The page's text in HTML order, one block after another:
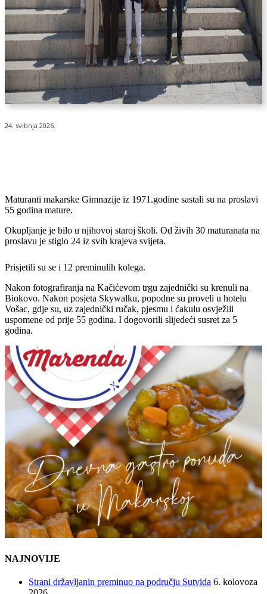
24. svibnja 2026.
Maturanti makarske Gimnazije iz 1971.godine sastali su na proslavi
55 godina mature.
Okupljanje je bilo u njihovoj staroj školi. Od živih 30 maturanata na
proslavu je stiglo 24 iz svih krajeva svijeta.
Prisjetili su se i 12 preminulih kolega.
Nakon fotografiranja na Kačićevom trgu zajednički su krenuli na
Biokovo. Nakon posjeta Skywalku, popodne su proveli u hotelu
Vošac, gdje su, uz zajednički ručak, pjesmu i ćakulu osvježili
uspomene od prije 55 godina. I dogovorili slijedeći susret za 5
godina.
NAJNOVIJE
Strani državljanin preminuo na području Sutvida 6. kolovoza